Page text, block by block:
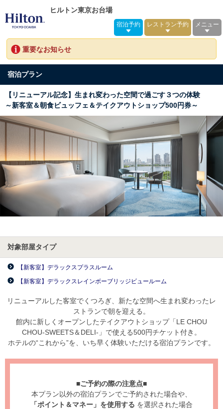
ヒルトン東京お台場
宿泊予約 レストラン予約 メニュー
重要なお知らせ
宿泊プラン
【リニューアル記念】生まれ変わった空間で過ごす３つの体験
～新客室＆朝食ビュッフェ＆テイクアウトショップ500円券～
対象部屋タイプ
【新客室】デラックスプラスルーム
【新客室】デラックスレインボーブリッジビュールーム
リニューアルした客室でくつろぎ、新たな空間へ生まれ変わったレ
ストランで朝を迎える。
館内に新しくオープンしたテイクアウトショップ「LE CHOU
CHOU-SWEETS＆DELI-」で使える500円チケット付き。
ホテルの“これから”を、いち早く体験いただける宿泊プランです。
■ご予約の際の注意点■
本プラン以外の宿泊プランでご予約された場合や、
「ポイント＆マネー」を使用する を選択された場合